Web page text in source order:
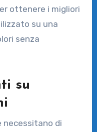
ottenere i migliori
su una
senza
su
necessitano di